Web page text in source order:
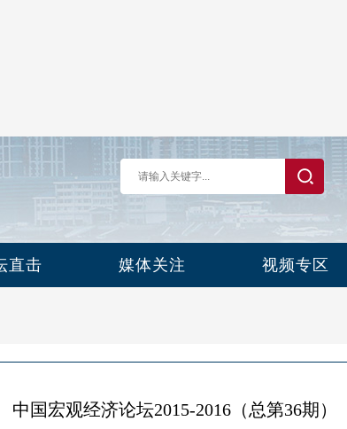
直击 媒体关注 视频专区
中国宏观经济论坛2015-2016（总第36期）